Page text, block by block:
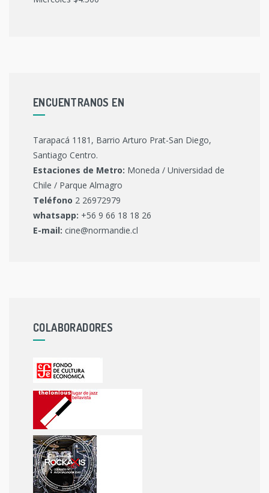
ENCUENTRANOS EN
Tarapacá 1181, Barrio Arturo Prat-San Diego,
Santiago Centro.
Estaciones de Metro: Moneda / Universidad de
Chile / Parque Almagro
Teléfono 2 26972979
whatsapp: +56 9 66 18 18 26
E-mail: cine@normandie.cl
COLABORADORES